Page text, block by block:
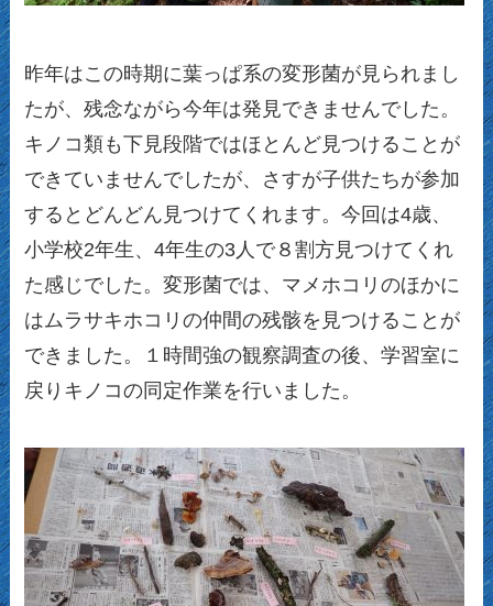
昨年はこの時期に葉っぱ系の変形菌が見られまし
たが、残念ながら今年は発見できませんでした。
キノコ類も下見段階ではほとんど見つけることが
できていませんでしたが、さすが子供たちが参加
するとどんどん見つけてくれます。今回は4歳、
小学校2年生、4年生の3人で８割方見つけてくれ
た感じでした。変形菌では、マメホコリのほかに
はムラサキホコリの仲間の残骸を見つけることが
できました。１時間強の観察調査の後、学習室に
戻りキノコの同定作業を行いました。